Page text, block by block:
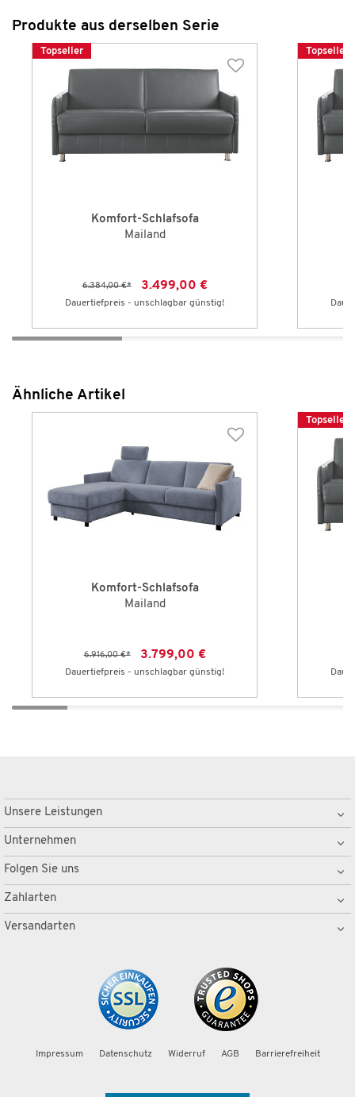
Produkte aus derselben Serie
Topseller
Komfort-Schlafsofa
Mailand
6.384,00 €* 3.499,00 €
Dauertiefpreis - unschlagbar günstig!
Topseller
Ähnliche Artikel
Komfort-Schlafsofa
Mailand
6.916,00 €* 3.799,00 €
Dauertiefpreis - unschlagbar günstig!
Topseller
Unsere Leistungen
Unternehmen
Folgen Sie uns
Zahlarten
Versandarten
Impressum Datenschutz Widerruf AGB Barrierefreiheit